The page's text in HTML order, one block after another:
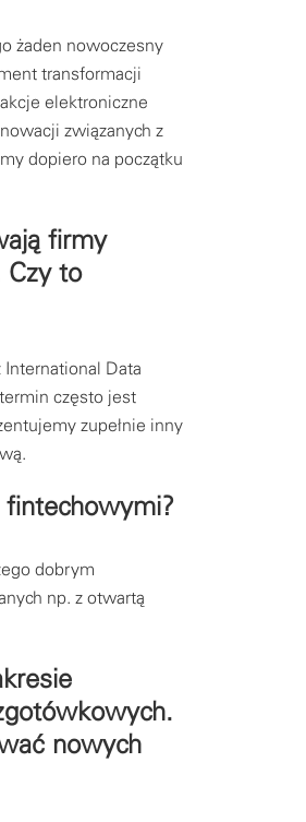
żaden nowoczesny
transformacji
elektroniczne
związanych z
dopiero na początku
firmy
Czy to
Data
często jest
zupełnie inny
fintechowymi?
dobrym
np. z otwartą
nowych